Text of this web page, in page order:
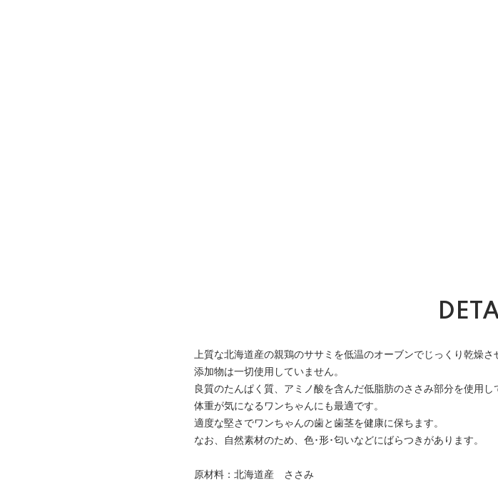
上質な北海道産の親鶏のササミを低温のオーブンでじっくり乾燥さ
添加物は一切使用していません。
良質のたんぱく質、アミノ酸を含んだ低脂肪のささみ部分を使用し
体重が気になるワンちゃんにも最適です。
適度な堅さでワンちゃんの歯と歯茎を健康に保ちます。
なお、自然素材のため、色･形･匂いなどにばらつきがあります。
原材料：北海道産 ささみ